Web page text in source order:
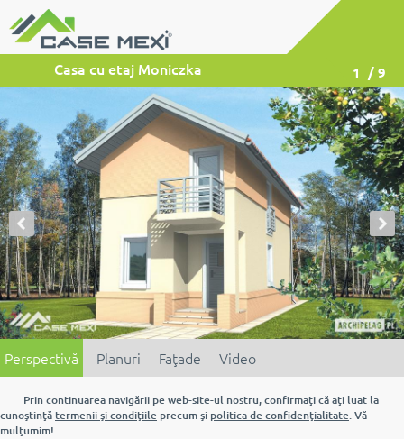
Casa cu etaj Moniczka 1 / 9
Perspectivă Planuri Faţade Video
Prin continuarea navigării pe web-site-ul nostru, confirmaţi că aţi luat la
cunoştinţătermenii şi condiţiile precum şi politica de confidenţialitate. Vă
mulţumim!